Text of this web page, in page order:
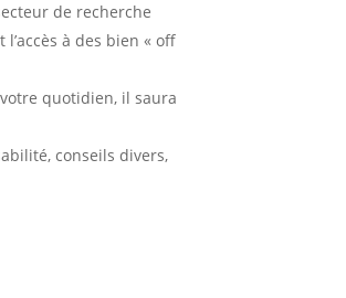
de recherche
à des bien « off
quotidien, il saura
conseils divers,